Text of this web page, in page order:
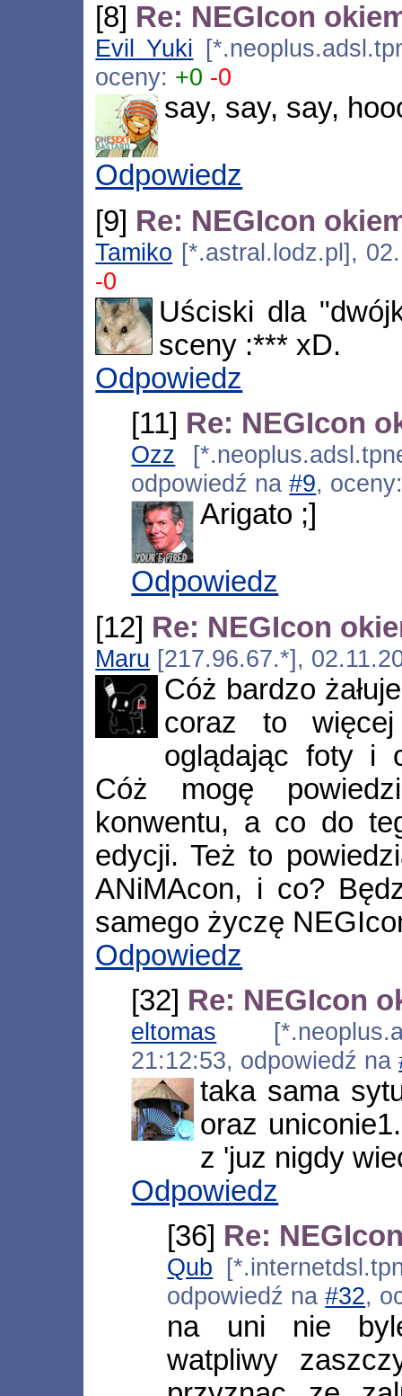
[8] Re: NEGIcon
Evil Yuki
oceny: +0 -0
say, say, say,
Odpowiedz
[9] Re: NEGIcon
Tamiko [*.astral.lodz.pl],
-0
Uściski dla
sceny :*** xD.
Odpowiedz
[11] Re: NEGIcon
Ozz
odpowiedź na#9,
Arigato ;]
Odpowiedz
[12] Re: NEGIcon
Maru [217.96.67.*],
Cóż bardzo
coraz to więcej
oglądając foty i
Cóż mogę
konwentu, a co do
edycji. Też to
ANiMAcon, i co?
samego życzę
Odpowiedz
[32] Re: NEGIcon
eltomas
21:12:53, odpowiedź na
taka sama
oraz
z 'juz nigdy
Odpowiedz
[36] Re:
Qub
odpowiedź na#32,
na uni nie
watpliwy